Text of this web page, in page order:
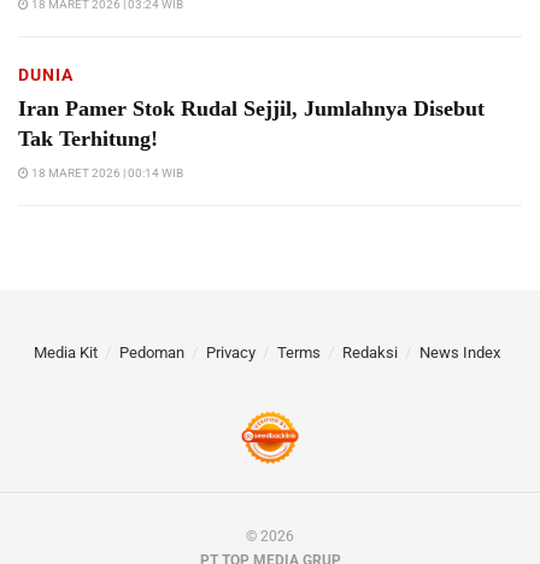
18 MARET 2026 | 03:24 WIB
DUNIA
Iran Pamer Stok Rudal Sejjil, Jumlahnya Disebut
Tak Terhitung!
18 MARET 2026 | 00:14 WIB
Media Kit Pedoman Privacy Terms Redaksi News Index
© 2026
PT TOP MEDIA GRUP